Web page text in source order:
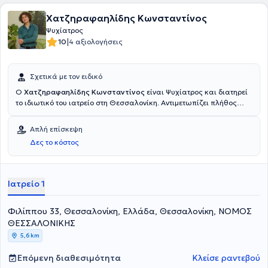
Χατζηραφαηλίδης Κωνσταντίνος
Ψυχίατρος
10|4 αξιολογήσεις
Σχετικά με τον ειδικό
O Χατζηραφαηλίδης Κωνσταντίνος είναι Ψυχίατρος και διατηρεί
το ιδιωτικό του ιατρείο στη Θεσσαλονίκη. Αντιμετωπίζει πλήθος
εξυπηρέτηση των εξατομικευμένων αναγκών, κάθε ανθρώπου που
αναλαμβάνει.
Απλή επίσκεψη
Δες το κόστος
Ιατρείο 1
Φιλίππου 33, Θεσσαλονίκη, Ελλάδα, Θεσσαλονίκη, ΝΟΜΟΣ
ΘΕΣΣΑΛΟΝΙΚΗΣ
5,6 km
Επόμενη διαθεσιμότητα Κλείσε ραντεβού